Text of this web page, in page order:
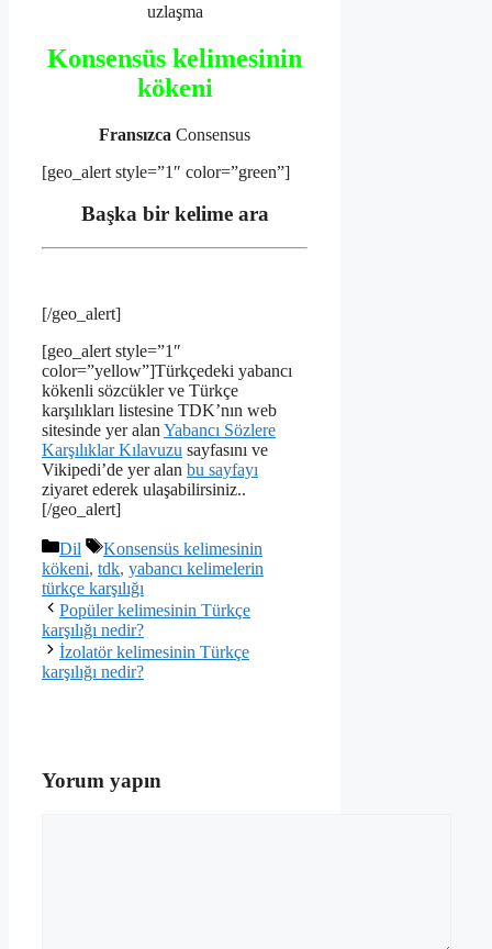
uzlaşma
Konsensüs kelimesinin
kökeni
Fransızca Consensus
[geo_alert style=”1″ color=”green”]
Başka bir kelime ara
[/geo_alert]
[geo_alert style=”1″
color=”yellow”]Türkçedeki yabancı
kökenli sözcükler ve Türkçe
karşılıkları listesine TDK’nın web
sitesinde yer alan Yabancı Sözlere
Karşılıklar Kılavuzu sayfasını ve
Vikipedi’de yer alan bu sayfayı
ziyaret ederek ulaşabilirsiniz..
[/geo_alert]
Kategoriler
Dil Etiketler
Konsensüs kelimesinin
kökeni, tdk, yabancı kelimelerin
türkçe karşılığı
Popüler kelimesinin Türkçe
karşılığı nedir?
İzolatör kelimesinin Türkçe
karşılığı nedir?
Yorum yapın